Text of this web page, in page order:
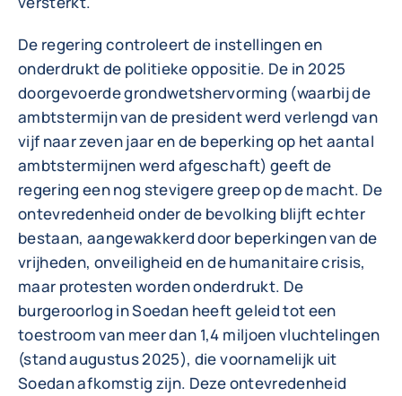
De regering controleert de instellingen en
onderdrukt de politieke oppositie. De in 2025
doorgevoerde grondwetshervorming (waarbij de
ambtstermijn van de president werd verlengd van
vijf naar zeven jaar en de beperking op het aantal
ambtstermijnen werd afgeschaft) geeft de
regering een nog stevigere greep op de macht. De
ontevredenheid onder de bevolking blijft echter
bestaan, aangewakkerd door beperkingen van de
vrijheden, onveiligheid en de humanitaire crisis,
maar protesten worden onderdrukt. De
burgeroorlog in Soedan heeft geleid tot een
toestroom van meer dan 1,4 miljoen vluchtelingen
(stand augustus 2025), die voornamelijk uit
Soedan afkomstig zijn. Deze ontevredenheid